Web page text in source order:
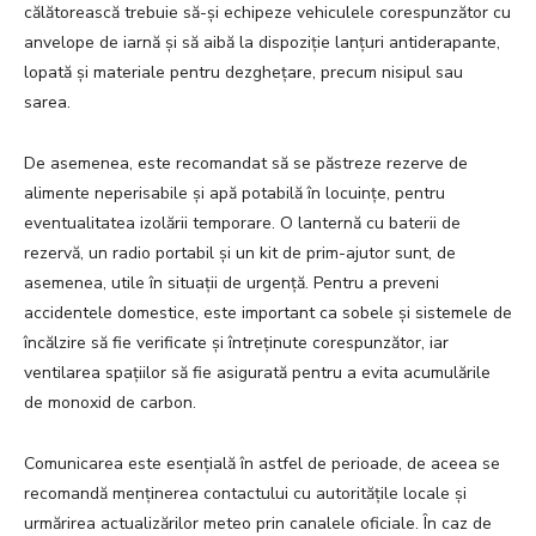
călătorească trebuie să-și echipeze vehiculele corespunzător cu
anvelope de iarnă și să aibă la dispoziție lanțuri antiderapante,
lopată și materiale pentru dezghețare, precum nisipul sau
sarea.
De asemenea, este recomandat să se păstreze rezerve de
alimente neperisabile și apă potabilă în locuințe, pentru
eventualitatea izolării temporare. O lanternă cu baterii de
rezervă, un radio portabil și un kit de prim-ajutor sunt, de
asemenea, utile în situații de urgență. Pentru a preveni
accidentele domestice, este important ca sobele și sistemele de
încălzire să fie verificate și întreținute corespunzător, iar
ventilarea spațiilor să fie asigurată pentru a evita acumulările
de monoxid de carbon.
Comunicarea este esențială în astfel de perioade, de aceea se
recomandă menținerea contactului cu autoritățile locale și
urmărirea actualizărilor meteo prin canalele oficiale. În caz de